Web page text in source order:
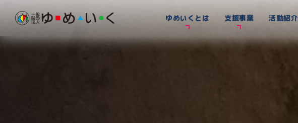
ゆめいくとは 支援事業 活動紹介